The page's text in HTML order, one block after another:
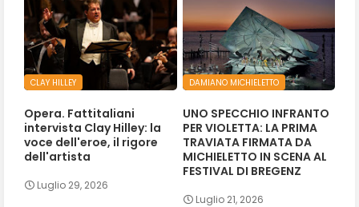
CLAY HILLEY
Opera. Fattitaliani
intervista Clay Hilley: la
voce dell'eroe, il rigore
dell'artista
Luglio 29, 2026
DAMIANO MICHIELETTO
UNO SPECCHIO INFRANTO
PER VIOLETTA: LA PRIMA
TRAVIATA FIRMATA DA
MICHIELETTO IN SCENA AL
FESTIVAL DI BREGENZ
Luglio 21, 2026